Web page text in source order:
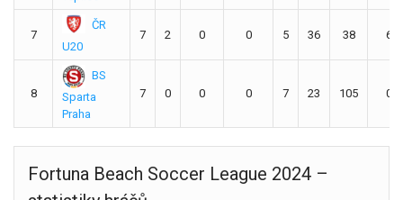
7
ČR
U20
7 2 0 0 5 36 38 6
8
BS
Sparta
Praha
7 0 0 0 7 23 105 0
Fortuna Beach Soccer League 2024 –